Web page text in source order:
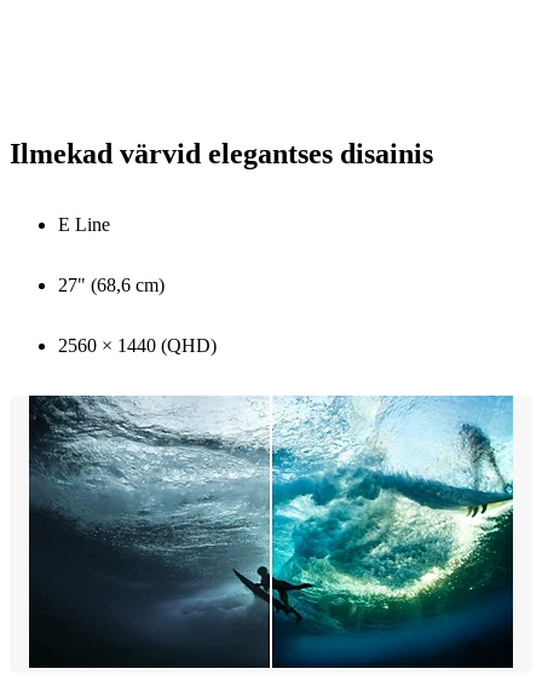
Ilmekad värvid elegantses disainis
E Line
27" (68,6 cm)
2560 × 1440 (QHD)